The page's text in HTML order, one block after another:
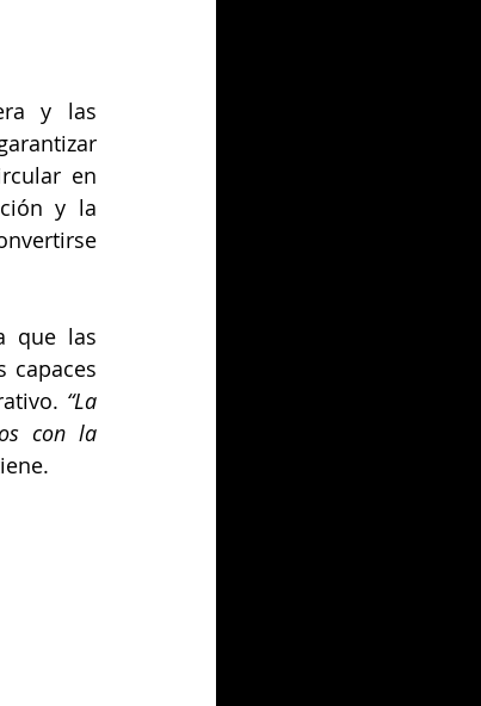
y las
en
y la
que las
capaces
“La
con la